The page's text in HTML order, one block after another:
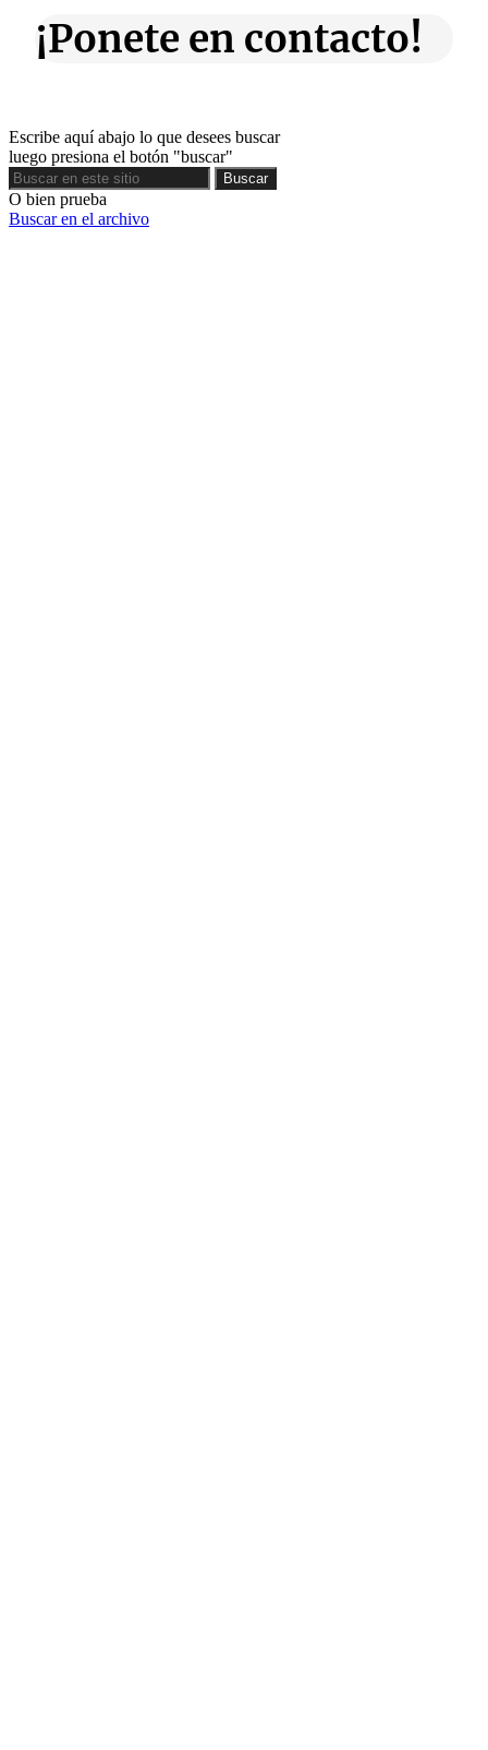
¡Ponete en contacto!
Escribe aquí abajo lo que desees buscar
luego presiona el botón "buscar"
Buscar
Buscar
O bien prueba
Buscar en el archivo